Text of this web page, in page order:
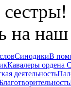
на наш
СинодикиВ
Кавалеры ордена
деятельность